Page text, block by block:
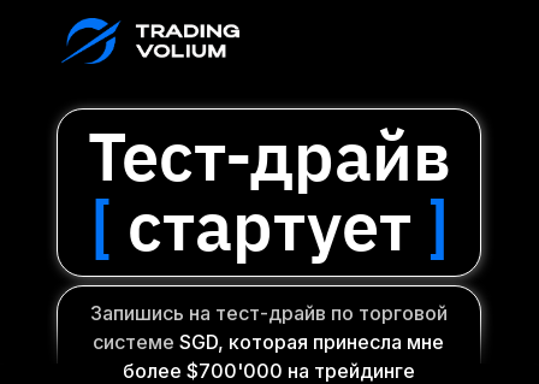
Тест-драйв
[ стартует ]
Запишись на тест-драйв по торговой
системе SGD, которая принесла мне
более $700'000 на трейдинге